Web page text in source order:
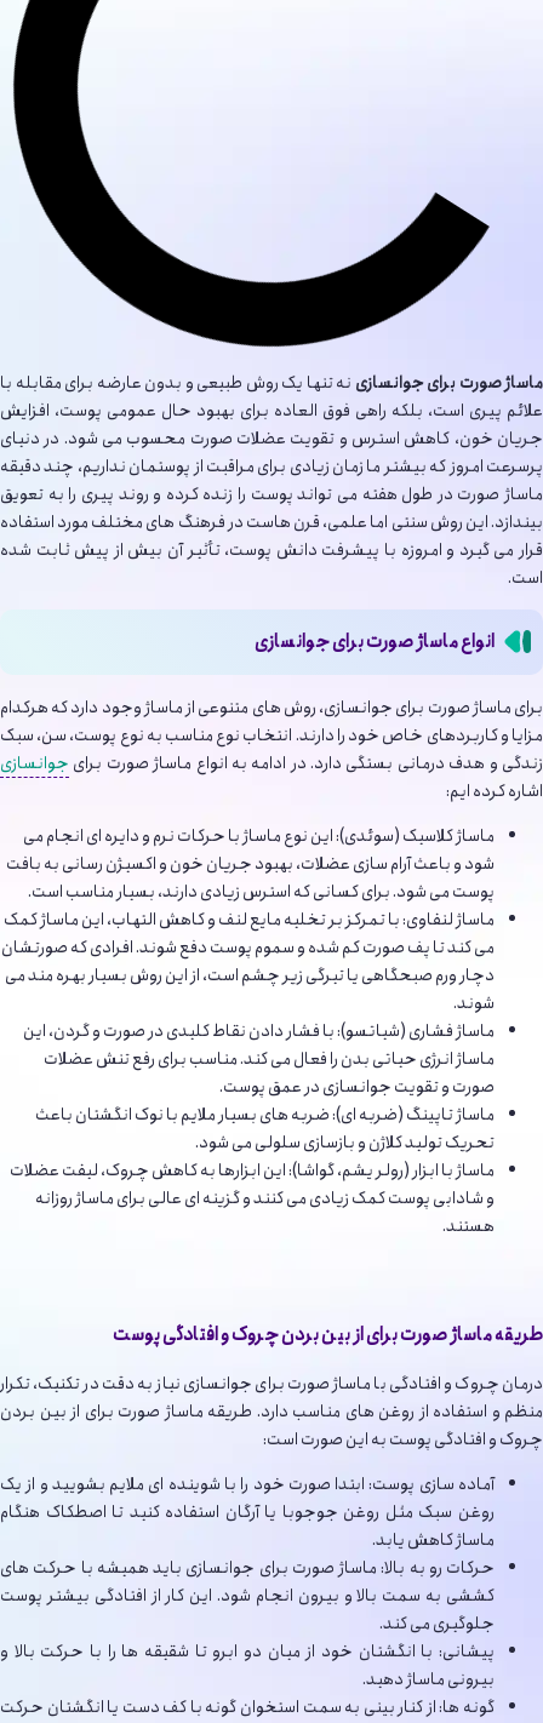
ماساژ صورت برای جوانسازی نه تنها یک روش طبیعی و بدون عارضه برای مقابله با
علائم پیری است، بلکه راهی فوق العاده برای بهبود حال عمومی پوست، افزایش
جریان خون، کاهش استرس و تقویت عضلات صورت محسوب می شود. در دنیای
پرسرعت امروز که بیشتر ما زمان زیادی برای مراقبت از پوستمان نداریم، چند دقیقه
ماساژ صورت در طول هفته می تواند پوست را زنده کرده و روند پیری را به تعویق
بیندازد. این روش سنتی اما علمی، قرن هاست در فرهنگ های مختلف مورد استفاده
قرار می گیرد و امروزه با پیشرفت دانش پوست، تأثیر آن بیش از پیش ثابت شده
است.
انواع ماساژ صورت برای جوانسازی
برای ماساژ صورت برای جوانسازی، روش های متنوعی از ماساژ وجود دارد که هرکدام
مزایا و کاربردهای خاص خود را دارند. انتخاب نوع مناسب به نوع پوست، سن، سبک
زندگی و هدف درمانی بستگی دارد. در ادامه به انواع ماساژ صورت برای جوانسازی
اشاره کرده ایم:
ماساژ کلاسیک (سوئدی): این نوع ماساژ با حرکات نرم و دایره ای انجام می
شود و باعث آرام سازی عضلات، بهبود جریان خون و اکسیژن رسانی به بافت
پوست می شود. برای کسانی که استرس زیادی دارند، بسیار مناسب است.
ماساژ لنفاوی: با تمرکز بر تخلیه مایع لنف و کاهش التهاب، این ماساژ کمک
می کند تا پف صورت کم شده و سموم پوست دفع شوند. افرادی که صورتشان
دچار ورم صبحگاهی یا تیرگی زیر چشم است، از این روش بسیار بهره مند می
شوند.
ماساژ فشاری (شیاتسو): با فشار دادن نقاط کلیدی در صورت و گردن، این
ماساژ انرژی حیاتی بدن را فعال می کند. مناسب برای رفع تنش عضلات
صورت و تقویت جوانسازی در عمق پوست.
ماساژ تاپینگ (ضربه ای): ضربه های بسیار ملایم با نوک انگشتان باعث
تحریک تولید کلاژن و بازسازی سلولی می شود.
ماساژ با ابزار (رولر یشم، گواشا): این ابزارها به کاهش چروک، لیفت عضلات
و شادابی پوست کمک زیادی می کنند و گزینه ای عالی برای ماساژ روزانه
هستند.
طریقه ماساژ صورت برای از بین بردن چروک و افتادگی پوست
درمان چروک و افتادگی با ماساژ صورت برای جوانسازی نیاز به دقت در تکنیک، تکرار
منظم و استفاده از روغن های مناسب دارد. طریقه ماساژ صورت برای از بین بردن
چروک و افتادگی پوست به این صورت است:
آماده سازی پوست: ابتدا صورت خود را با شوینده ای ملایم بشویید و از یک
روغن سبک مثل روغن جوجوبا یا آرگان استفاده کنید تا اصطکاک هنگام
ماساژ کاهش یابد.
حرکات رو به بالا: ماساژ صورت برای جوانسازی باید همیشه با حرکت های
کششی به سمت بالا و بیرون انجام شود. این کار از افتادگی بیشتر پوست
جلوگیری می کند.
پیشانی: با انگشتان خود از میان دو ابرو تا شقیقه ها را با حرکت بالا و
بیرونی ماساژ دهید.
گونه ها: از کنار بینی به سمت استخوان گونه با کف دست یا انگشتان حرکت